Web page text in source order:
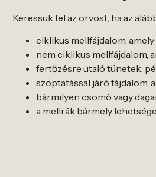
Keressük fel az orvost, ha az
ciklikus mellfájdalom,
nem ciklikus mellfájdalom,
fertőzésre utaló tünetek,
szoptatással járó fájdalom,
bármilyen csomó vagy
a mellrák bármely